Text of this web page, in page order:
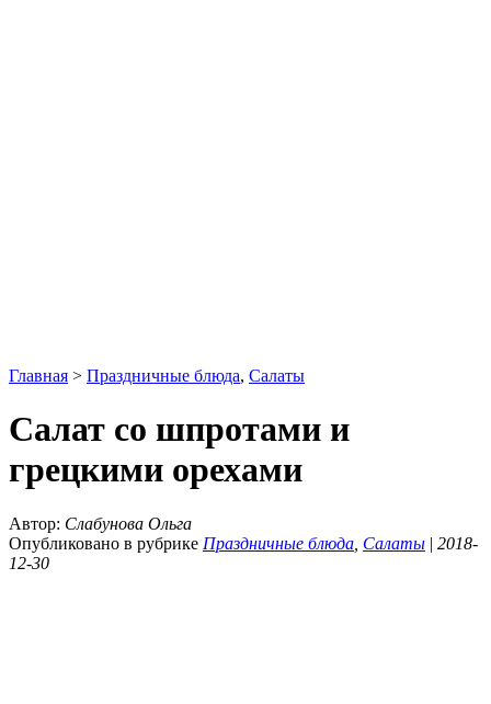
Главная > Праздничные блюда, Салаты
Салат со шпротами и
грецкими орехами
Автор: Слабунова Ольга
Опубликовано в рубрике Праздничные блюда Салаты | 2018-
12-30